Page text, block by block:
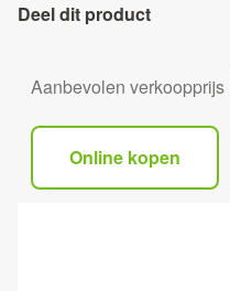
Deel dit product
Aanbevolen verkoopprijs
Online kopen